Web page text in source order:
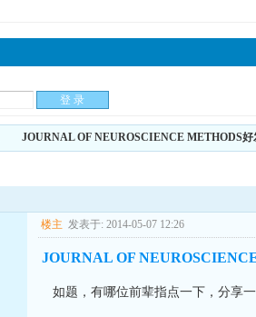
JOURNAL OF NEUROSCIENCE METHODS好
楼主 发表于: 2014-05-07 12:26
JOURNAL OF
如题，有哪位前辈指点一下，分享